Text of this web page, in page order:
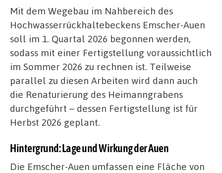
Mit dem Wegebau im Nahbereich des
Hochwasserrückhaltebeckens Emscher-Auen
soll im 1. Quartal 2026 begonnen werden,
sodass mit einer Fertigstellung voraussichtlich
im Sommer 2026 zu rechnen ist. Teilweise
parallel zu diesen Arbeiten wird dann auch
die Renaturierung des Heimanngrabens
durchgeführt – dessen Fertigstellung ist für
Herbst 2026 geplant.
Hintergrund: Lage und Wirkung der Auen
Die Emscher-Auen umfassen eine Fläche von